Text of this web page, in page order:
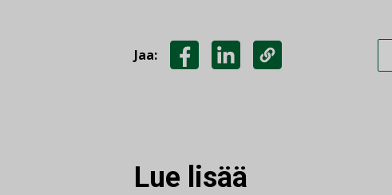
Jaa:
Lue lisää